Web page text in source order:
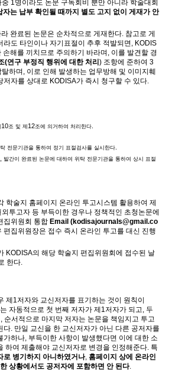
중 1명이라도 논문 구독회비 뿐만 아니라 학술대회
자는 납부 확인될 때까지 별도 고지 없이 게재가 안
완료된 논문은 순차적으로 게재한다. 참고로 게
도 타인이나 자기표절이 추후 적발되면 , KODIS
해를 끼치므로 주의하기 바라며 , 이를 발견할 경
(연구 부정직 행위에 대한 처리 ) 조항에 준하여 3
하며 , 이로 인해 발생하는 업무방해 및 이미지훼
저자를 상대로 KODISA가 즉시 청구할 수 있다.
10조 및 제 12조에 의거하여 처리한다
전문기관을 통하여 정기 표절검사를 실시한다
발간이 완료된 논문에 대하여 위탁 전문기관을 통하여 상시 표절
학술지 홈페이지 온라인 투고시스템 활용하여 제
외투고자 등 부득이한 경우나 정책적인 초청논문에
집위원회 통합 Email (kodisajournals@gmail.co
편집위원장은 접수 즉시 온라인 투고를 대신 진행
KODISA의 해당 학술지 편집위원회에 접수된 날
한다.
제1저자와 교신저자를 표기하는 것이 원칙이
자동적으로 첫 번째 저자가 제1저자가 되고, 두
, 순서적으로 마지막 저자는 논문을 책임지고 투고
다. 만일 교신을 한 교신저자가 아닌 다른 공저자를
가하나, 부득이한 사항이 발생했다면 이에 대한 소
하여 제출해야 교신저자로 변경을 인정해준다. 특
로 병기하지 아니하였거나, 홈페이지 상에 온라인
상황에서도 공저자에 포함하면 안 된다.